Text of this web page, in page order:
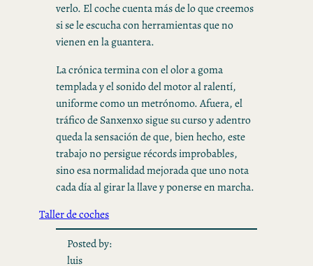
verlo. El coche cuenta más de lo que creemos
si se le escucha con herramientas que no
vienen en la guantera.
La crónica termina con el olor a goma
templada y el sonido del motor al ralentí,
uniforme como un metrónomo. Afuera, el
tráfico de Sanxenxo sigue su curso y adentro
queda la sensación de que, bien hecho, este
trabajo no persigue récords improbables,
sino esa normalidad mejorada que uno nota
cada día al girar la llave y ponerse en marcha.
Taller de coches
Posted by:
luis